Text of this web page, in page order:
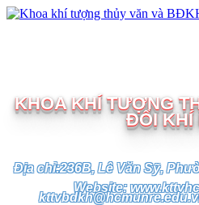
KHOA KHÍ TƯỢNG
ĐỔI KHÍ
Địa chỉ:236B, Lê Văn Sỹ,
Website: